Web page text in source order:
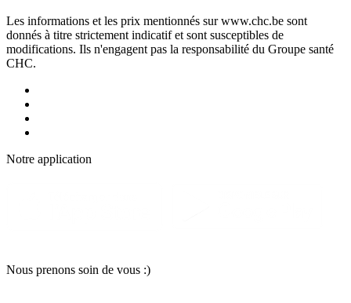
Les informations et les prix mentionnés sur www.chc.be sont
donnés à titre strictement indicatif et sont susceptibles de
modifications. Ils n'engagent pas la responsabilité du Groupe santé
CHC.
Notre application
Nous prenons soin de vous :)